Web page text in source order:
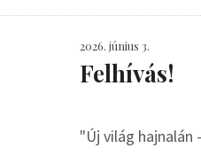
2026. június 3.
Felhívás!
"Új világ hajnalán